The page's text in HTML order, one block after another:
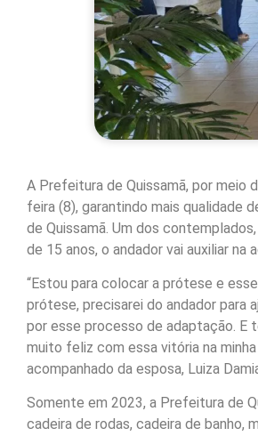
A Prefeitura de Quissamã, por meio
feira (8), garantindo mais qualidade
de Quissamã. Um dos
de 15 anos, o andador vai auxiliar
“Estou para colocar a prótese e
prótese, precisarei do andador para
por esse processo de adaptação. E
muito feliz com essa vitória na
acompanhado da esposa, Luiza
Somente em 2023, a Prefeitura de
cadeira de rodas, cadeira de banho,